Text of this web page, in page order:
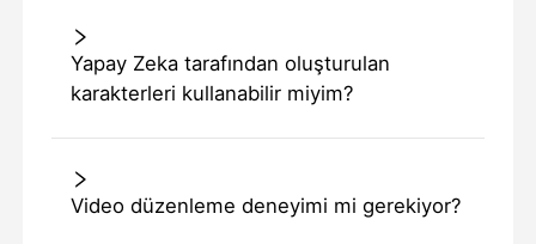
Yapay Zeka tarafından oluşturulan
karakterleri kullanabilir miyim?
Video düzenleme deneyimi mi gerekiyor?